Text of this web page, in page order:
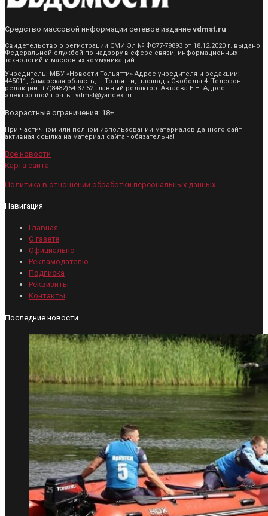
Средство массовой информации сетевое издание vdmst.ru
Свидетельство о регистрации СМИ Эл № ФС77-79893 от 18.12.2020 г. выдано
Федеральной службой по надзору в сфере связи, информационных
технологий и массовых коммуникаций.
Учредитель: МБУ «Новости Тольятти» Адрес учредителя и редакции:
445011, Самарская область, г. Тольятти, площадь Свободы 4. Телефон
редакции: +7(8482)54-37-52 Главный редактор: Автаева Е.Н. Адрес
электронной почты: vdmst@yandex.ru
Возрастные ограничения: 18+
При частичном или полном использовании материалов данного сайт
активная ссылка на материал сайта - обязательна!
Все новости
Карта сайта
Политика в отношении обработки персональных данных
Навигация
Главная
О газете
Официально
Рекламодателю
Подписка
Реквизиты
Контакты
Последние новости